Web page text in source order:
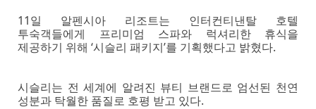
11일 알펜시아 리조트는 인터컨티낸탈 호텔
투숙객들에게 프리미엄 스파와 럭셔리한 휴식을
제공하기 위해 ‘시슬리 패키지’를 기획했다고 밝혔다.
시슬리는 전 세계에 알려진 뷰티 브랜드로 엄선된 천연
성분과 탁월한 품질로 호평 받고 있다.